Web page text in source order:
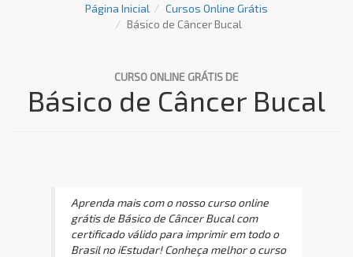
Página Inicial
Cursos Online Grátis
Básico de Câncer Bucal
CURSO ONLINE GRÁTIS DE
Básico de Câncer Bucal
Aprenda mais com o nosso curso online
grátis de Básico de Câncer Bucal com
certificado válido para imprimir em todo o
Brasil no iEstudar! Conheça melhor o curso